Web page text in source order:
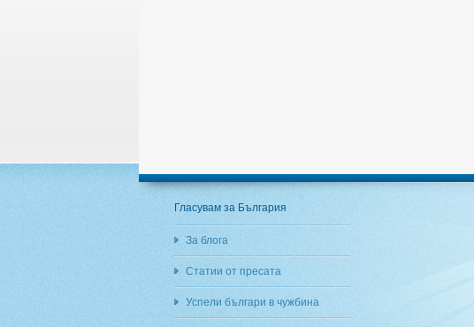
Гласувам за България
За блога
Статии от пресата
Успели българи в чужбина